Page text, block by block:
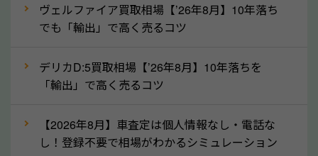
でも高価買取が可能なケースは珍しくないため、まず
はWebで簡単にできる無料査定をお試しください。
実績」で確認できます。
⑤車内の簡単な清掃で買取価格アップも！
しばらく乗っていない車は、車内のシートや座席の下
が汚れていることも多いです。シミや汚れが付着して
ヴェルファイア買取相場【’26年8月】10年落ち
でも「輸出」で高く売るコツ
デリカD:5買取相場【’26年8月】10年落ちを
「輸出」で高く売るコツ
【2026年8月】車査定は個人情報なし・電話な
し！登録不要で相場がわかるシミュレーション